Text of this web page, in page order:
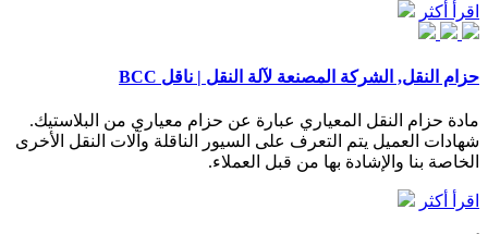
اقرأ أكثر
حزام النقل, الشركة المصنعة لآلة النقل | ناقل BCC
مادة حزام النقل المعياري عبارة عن حزام معياري من البلاستيك.
شهادات العميل يتم التعرف على السيور الناقلة وآلات النقل الأخرى
الخاصة بنا والإشادة بها من قبل العملاء.
اقرأ أكثر